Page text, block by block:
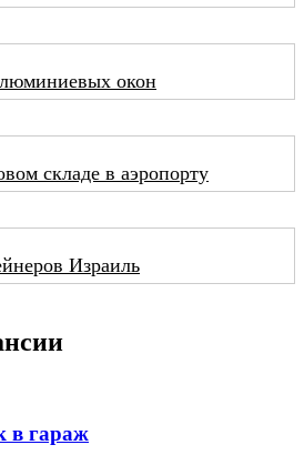
окон
складе в аэропорту
Израиль
в гараж